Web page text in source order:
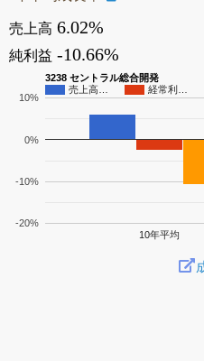
売上高 6.02%
純利益 -10.66%
3238 セントラル総合開発
売上高…
経常利…
10年平均
-20%
-10%
0%
10%